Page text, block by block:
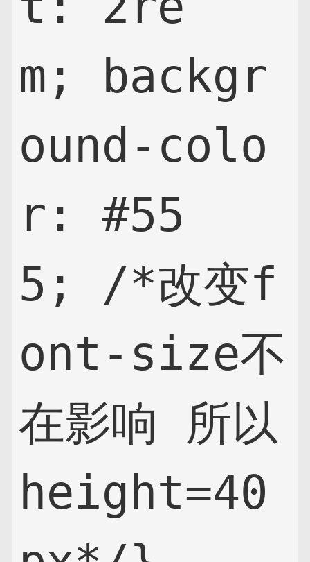
m; backgr
ound-colo
r: #55
5; /*改变f
ont-size不
在影响 所以
height=40